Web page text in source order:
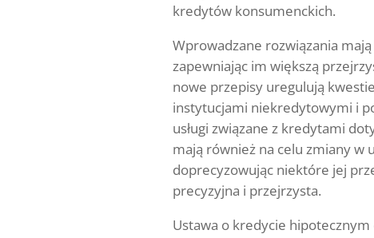
kredytów konsumenckich.
Wprowadzane rozwiązania
zapewniając im większą
nowe przepisy uregulują
instytucjami niekredytowymi i
usługi związane z kredytami
mają również na celu zmiany w
doprecyzowując niektóre jej
precyzyjna i przejrzysta.
Ustawa o kredycie